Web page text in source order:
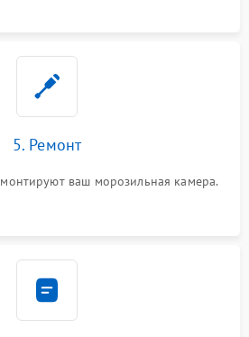
5. Ремонт
ваш морозильная камера.